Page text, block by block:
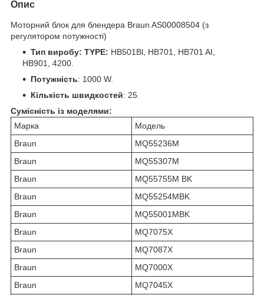
Опис
Моторний блок для блендера Braun AS00008504 (з
регулятором потужності)
Тип виробу: TYPE: HB501Bl, HB701, HB701 AI,
HB901, 4200.
Потужність: 1000 W.
Кількість швидкостей: 25.
Сумісність із моделями:
Марка
Модель
Braun
MQ55236M
Braun
MQ55307M
Braun
MQ55755M BK
Braun
MQ55254MBK
Braun
MQ55001MBK
Braun
MQ7075X
Braun
MQ7087X
Braun
MQ7000X
Braun
MQ7045X